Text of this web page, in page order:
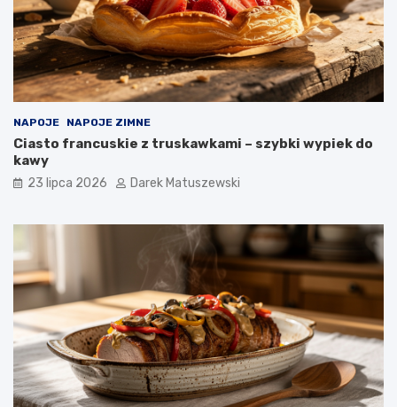
NAPOJE NAPOJE ZIMNE
Ciasto francuskie z truskawkami – szybki wypiek do
kawy
23 lipca 2026 Darek Matuszewski